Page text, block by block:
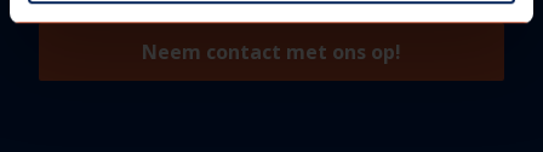
Neem contact met ons op!